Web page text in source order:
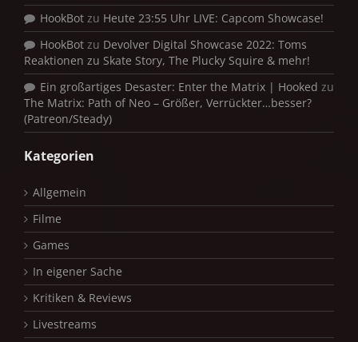
HookBot zu Heute 23:55 Uhr LIVE: Capcom Showcase!
HookBot zu Devolver Digital Showcase 2022: Toms
Reaktionen zu Skate Story, The Plucky Squire & mehr!
Ein großartiges Desaster: Enter the Matrix | Hooked zu
The Matrix: Path of Neo – Größer, Verrückter…besser?
(Patreon/Steady)
Kategorien
Allgemein
Filme
Games
In eigener Sache
Kritiken & Reviews
Livestreams